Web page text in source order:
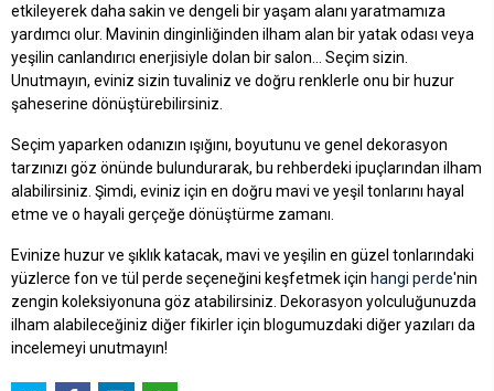
etkileyerek daha sakin ve dengeli bir yaşam alanı yaratmamıza
yardımcı olur. Mavinin dinginliğinden ilham alan bir yatak odası veya
yeşilin canlandırıcı enerjisiyle dolan bir salon... Seçim sizin.
Unutmayın, eviniz sizin tuvaliniz ve doğru renklerle onu bir huzur
şaheserine dönüştürebilirsiniz.
Seçim yaparken odanızın ışığını, boyutunu ve genel dekorasyon
tarzınızı göz önünde bulundurarak, bu rehberdeki ipuçlarından ilham
alabilirsiniz. Şimdi, eviniz için en doğru mavi ve yeşil tonlarını hayal
etme ve o hayali gerçeğe dönüştürme zamanı.
Evinize huzur ve şıklık katacak, mavi ve yeşilin en güzel tonlarındaki
yüzlerce fon ve tül perde seçeneğini keşfetmek için hangi perde'nin
zengin koleksiyonuna göz atabilirsiniz. Dekorasyon yolculuğunuzda
ilham alabileceğiniz diğer fikirler için blogumuzdaki diğer yazıları da
incelemeyi unutmayın!